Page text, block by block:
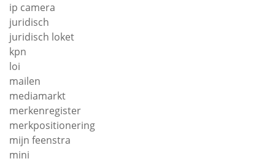
ip camera
juridisch
juridisch loket
kpn
loi
mailen
mediamarkt
merkenregister
merkpositionering
mijn feenstra
mini